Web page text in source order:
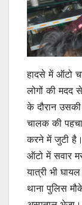
हादसे में ऑटो
लोगों की मदद
के दौरान
चालक की
करने में जुटी है।
ऑटो में सवार
यात्री भी
थाना पुलिस